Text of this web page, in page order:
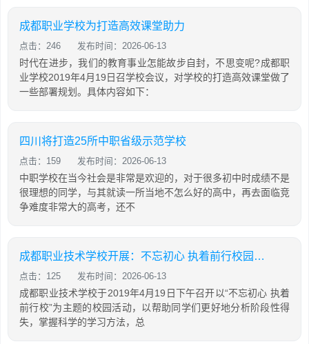
成都职业学校为打造高效课堂助力
点击：246 发布时间：2026-06-13
时代在进步，我们的教育事业怎能故步自封，不思变呢?成都职
业学校2019年4月19日召学校会议，对学校的打造高效课堂做了
一些部署规划。具体内容如下：
四川将打造25所中职省级示范学校
点击：159 发布时间：2026-06-13
中职学校在当今社会是非常是欢迎的，对于很多初中时成绩不是
很理想的同学，与其就读一所当地不怎么好的高中，再去面临竞
争难度非常大的高考，还不
成都职业技术学校开展：不忘初心 执着前行校园活动
点击：125 发布时间：2026-06-13
成都职业技术学校于2019年4月19日下午召开以“不忘初心 执着
前行校”为主题的校园活动，以帮助同学们更好地分析阶段性得
失，掌握科学的学习方法，总